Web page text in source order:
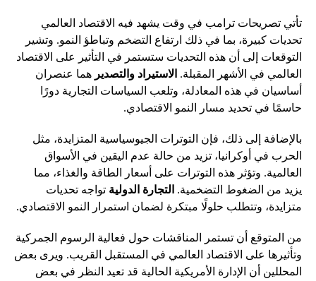
تأتي تصريحات ترامب في وقت يشهد فيه الاقتصاد العالمي
تحديات كبيرة، بما في ذلك ارتفاع التضخم وتباطؤ النمو. وتشير
التوقعات إلى أن هذه التحديات ستستمر في التأثير على الاقتصاد
العالمي في الأشهر المقبلة. الاستيراد والتصدير هما عنصران
أساسيان في هذه المعادلة، وتلعب السياسات التجارية دورًا
حاسمًا في تحديد مسار النمو الاقتصادي.
بالإضافة إلى ذلك، فإن التوترات الجيوسياسية المتزايدة، مثل
الحرب في أوكرانيا، تزيد من حالة عدم اليقين في الأسواق
العالمية. وتؤثر هذه التوترات على أسعار الطاقة والغذاء، مما
يزيد من الضغوط التضخمية. التجارة الدولية تواجه تحديات
متزايدة، وتتطلب حلولًا مبتكرة لضمان استمرار النمو الاقتصادي.
من المتوقع أن تستمر المناقشات حول فعالية الرسوم الجمركية
وتأثيرها على الاقتصاد العالمي في المستقبل القريب. ويرى بعض
المحللين أن الإدارة الأمريكية الحالية قد تعيد النظر في بعض